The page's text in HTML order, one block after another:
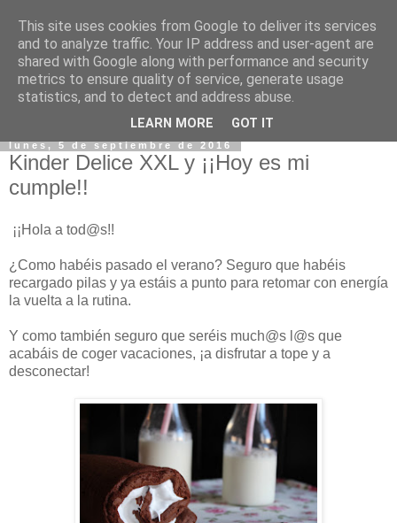
lunes, 5 de septiembre de 2016
Kinder Delice XXL y ¡¡Hoy es mi
cumple!!
¡¡Hola a tod@s!!
¿Como habéis pasado el verano? Seguro que habéis
recargado pilas y ya estáis a punto para retomar con energía
la vuelta a la rutina.
Y como también seguro que seréis much@s l@s que
acabáis de coger vacaciones, ¡a disfrutar a tope y a
desconectar!
This site uses cookies from Google to deliver its services
and to analyze traffic. Your IP address and user-agent are
shared with Google along with performance and security
metrics to ensure quality of service, generate usage
statistics, and to detect and address abuse.
LEARN MORE GOT IT